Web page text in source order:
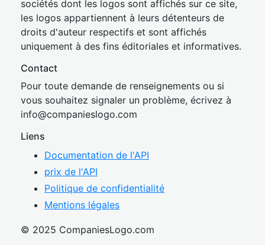
sociétés dont les logos sont affichés sur ce site,
les logos appartiennent à leurs détenteurs de
droits d'auteur respectifs et sont affichés
uniquement à des fins éditoriales et informatives.
Contact
Pour toute demande de renseignements ou si
vous souhaitez signaler un problème, écrivez à
info@companieslogo.com
Liens
Documentation de l'API
prix de l'API
Politique de confidentialité
Mentions légales
© 2025 CompaniesLogo.com